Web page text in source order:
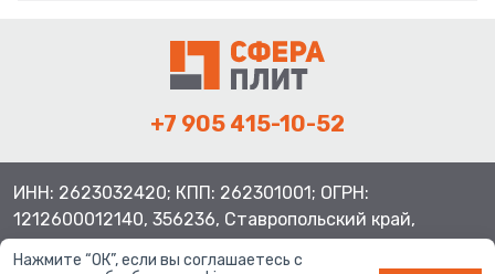
+7 905 415-10-52
ИНН: 2623032420; КПП: 262301001; ОГРН:
1212600012140, 356236, Ставропольский край,
Нажмите “ОК”, если вы соглашаетесь с